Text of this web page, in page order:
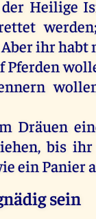
der Heilige
werden;
Aberihrhabt
Pferden
Dräuen
,bis ihr
ein Panier
sein